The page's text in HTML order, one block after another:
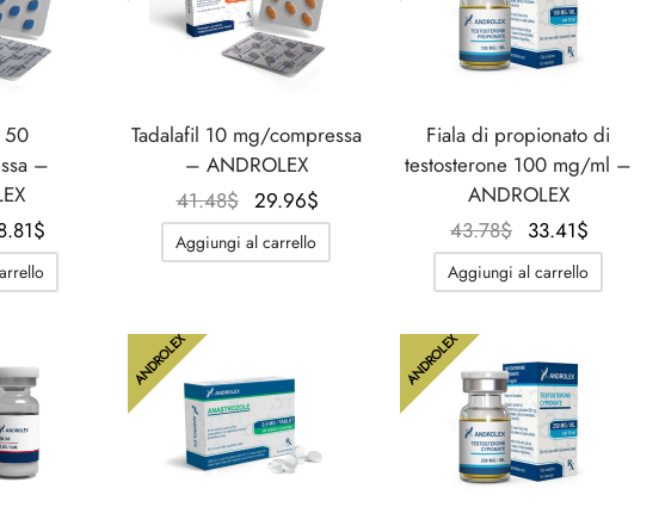
50
–
Il $
prezzo
attuale
Tadalafil 10 mg/compressa
– ANDROLEX
41.48$
Il
prezzo
originale
29.96$
prezzo
attuale
Aggiungi al carrello
Fiala di propionato di
testosterone 100 mg/ml –
ANDROLEX
43.78$
Il
prezzo
originale
33.41$
prezzo
attuale
Aggiungi al carrello
ANDROLEX ANDROLEX